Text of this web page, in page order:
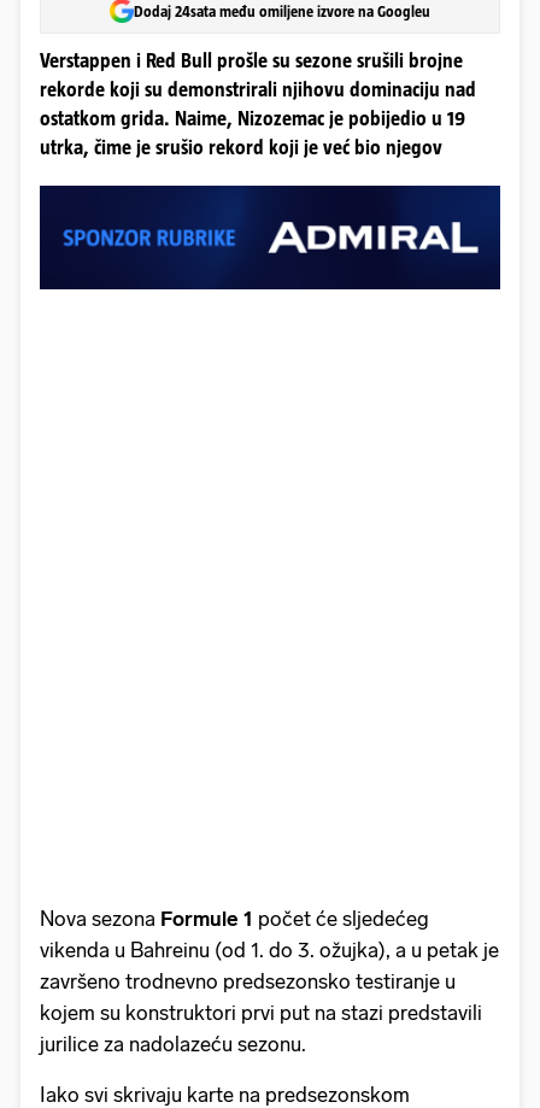
Dodaj 24sata među omiljene izvore na Googleu
Verstappen i Red Bull prošle su sezone srušili brojne
rekorde koji su demonstrirali njihovu dominaciju nad
ostatkom grida. Naime, Nizozemac je pobijedio u 19
utrka, čime je srušio rekord koji je već bio njegov
Nova sezona Formule 1 počet će sljedećeg
vikenda u Bahreinu (od 1. do 3. ožujka), a u petak je
završeno trodnevno predsezonsko testiranje u
kojem su konstruktori prvi put na stazi predstavili
jurilice za nadolazeću sezonu.
Iako svi skrivaju karte na predsezonskom